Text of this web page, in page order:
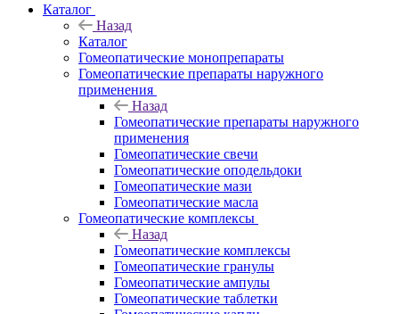
Каталог
Назад
Каталог
Гомеопатические монопрепараты
Гомеопатические препараты наружного
применения
Назад
Гомеопатические препараты наружного
применения
Гомеопатические свечи
Гомеопатические оподельдоки
Гомеопатические мази
Гомеопатические масла
Гомеопатические комплексы
Назад
Гомеопатические комплексы
Гомеопатические гранулы
Гомеопатические ампулы
Гомеопатические таблетки